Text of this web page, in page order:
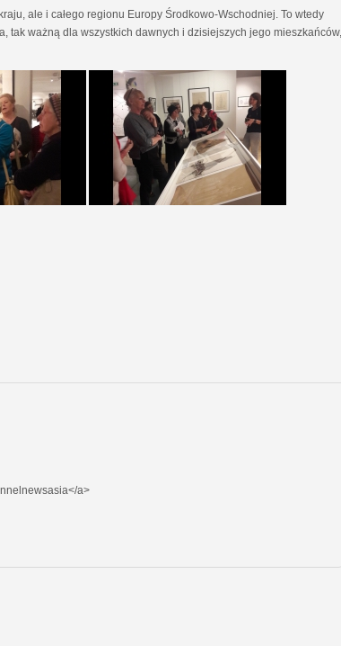
ale i całego regionu Europy Środkowo-Wschodniej. To wtedy
tak ważną dla wszystkich dawnych i dzisiejszych jego mieszkańców,
a>